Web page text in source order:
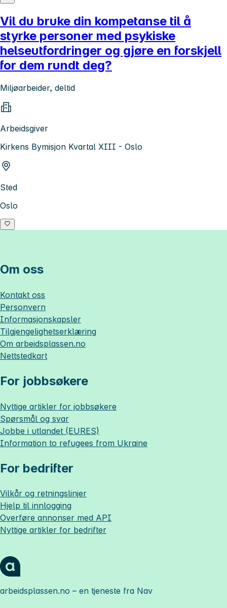
Vil du bruke din kompetanse til å
styrke personer med psykiske
helseutfordringer og gjøre en forskjell
for dem rundt deg?
Miljøarbeider, deltid
Arbeidsgiver
Kirkens Bymisjon Kvartal XIII - Oslo
Sted
Oslo
Om oss
Kontakt oss
Personvern
Informasjonskapsler
Tilgjengelighetserklæring
Om arbeidsplassen.no
Nettstedkart
For jobbsøkere
Nyttige artikler for jobbsøkere
Spørsmål og svar
Jobbe i utlandet (EURES)
Information to refugees from Ukraine
For bedrifter
Vilkår og retningslinjer
Hjelp til innlogging
Overføre annonser med API
Nyttige artikler for bedrifter
arbeidsplassen.no – en tjeneste fra Nav